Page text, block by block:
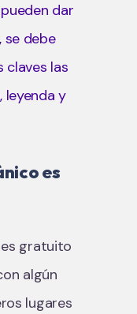
dar
se debe
claves las
leyenda y
es
gratuito
algún
lugares